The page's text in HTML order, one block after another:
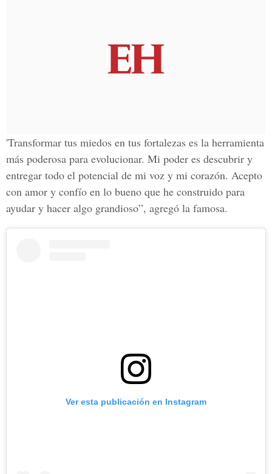
'Transformar tus miedos en tus fortalezas es la herramienta
más poderosa para evolucionar. Mi poder es descubrir y
entregar todo el potencial de mi voz y mi corazón. Acepto
con amor y confío en lo bueno que he construido para
ayudar y hacer algo grandioso”, agregó la famosa.
Ver esta publicación en Instagram